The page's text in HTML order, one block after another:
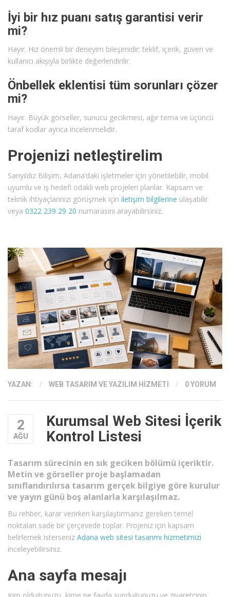
İyi bir hız puanı satış garantisi verir
mi?
Hayır. Hız önemli bir deneyim bileşenidir; teklif, içerik, güven ve
kullanıcı akışıyla birlikte değerlendirilir.
Önbellek eklentisi tüm sorunları çözer
mi?
Hayır. Büyük görseller, sunucu gecikmesi, ağır tema ve üçüncü
taraf kodlar ayrıca incelenmelidir.
Projenizi netleştirelim
Sarıyıldız Bilişim, Adana’daki işletmeler için yönetilebilir, mobil
uyumlu ve iş hedefi odaklı web projeleri planlar. Kapsam ve
teknik ihtiyaçlarınızı görüşmek için iletişim bilgilerine ulaşabilir
veya 0322 239 29 20 numarasını arayabilirsiniz.
YAZAN: / WEB TASARIM VE YAZILIM HIZMETI / 0 YORUM
2
AĞU
Kurumsal Web Sitesi İçerik
Kontrol Listesi
Tasarım sürecinin en sık geciken bölümü içeriktir.
Metin ve görseller proje başlamadan
sınıflandırılırsa tasarım gerçek bilgiye göre kurulur
ve yayın günü boş alanlarla karşılaşılmaz.
Bu rehber, karar verirken karşılaştırmanız gereken temel
noktaları sade bir çerçevede toplar. Projeniz için kapsam
belirlemek isterseniz Adana web sitesi tasarımı hizmetimizi
inceleyebilirsiniz.
Ana sayfa mesajı